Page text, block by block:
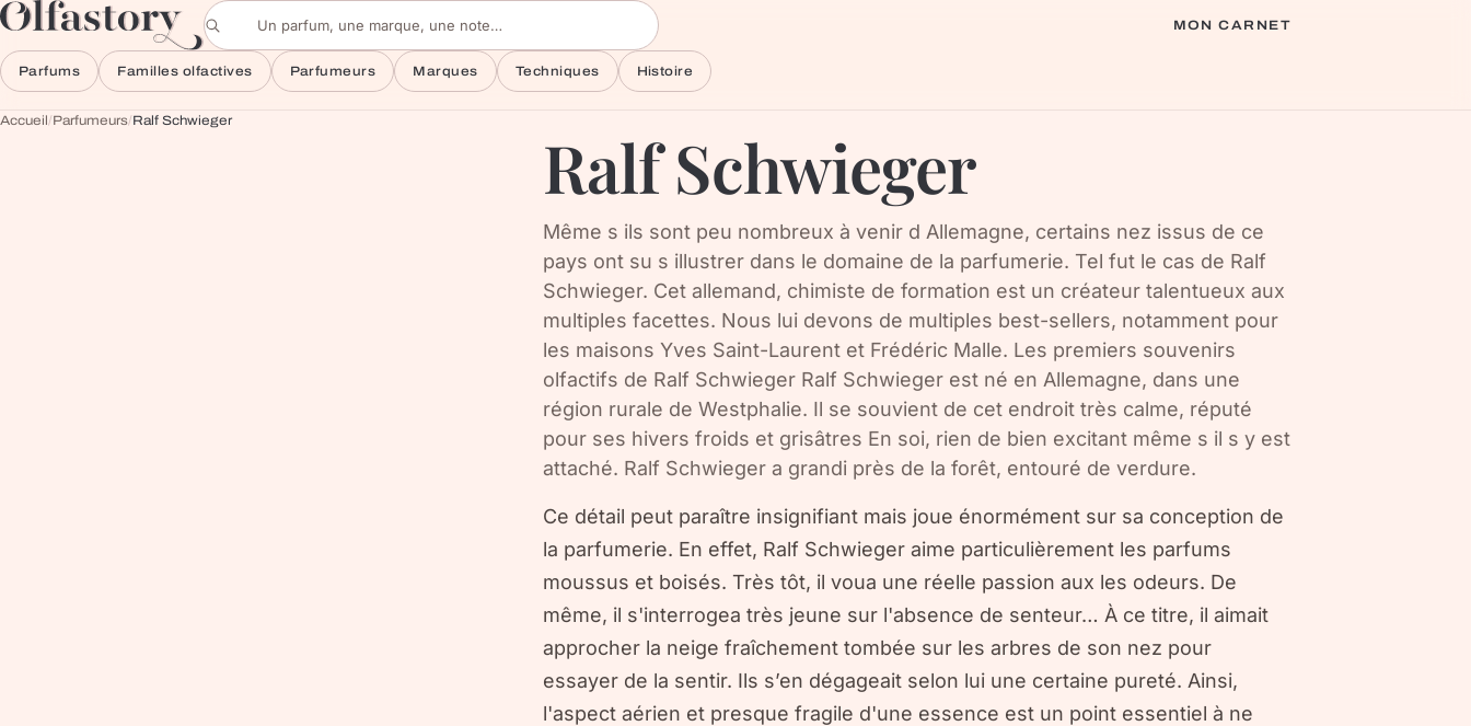
Aller au contenu
Rechercher un parfum
MON CARNET
Parfums Familles olfactives Parfumeurs Marques Techniques Histoire
Accueil/Parfumeurs/Ralf Schwieger
Ralf Schwieger
Même s ils sont peu nombreux à venir d Allemagne, certains nez issus de ce
pays ont su s illustrer dans le domaine de la parfumerie. Tel fut le cas de Ralf
Schwieger. Cet allemand, chimiste de formation est un créateur talentueux aux
multiples facettes. Nous lui devons de multiples best-sellers, notamment pour
les maisons Yves Saint-Laurent et Frédéric Malle. Les premiers souvenirs
olfactifs de Ralf Schwieger Ralf Schwieger est né en Allemagne, dans une
région rurale de Westphalie. Il se souvient de cet endroit très calme, réputé
pour ses hivers froids et grisâtres En soi, rien de bien excitant même s il s y est
attaché. Ralf Schwieger a grandi près de la forêt, entouré de verdure.
Ce détail peut paraître insignifiant mais joue énormément sur sa conception de
la parfumerie. En effet, Ralf Schwieger aime particulièrement les parfums
moussus et boisés. Très tôt, il voua une réelle passion aux les odeurs. De
même, il s'interrogea très jeune sur l'absence de senteur… À ce titre, il aimait
approcher la neige fraîchement tombée sur les arbres de son nez pour
essayer de la sentir. Ils s’en dégageait selon lui une certaine pureté. Ainsi,
l'aspect aérien et presque fragile d'une essence est un point essentiel à ne